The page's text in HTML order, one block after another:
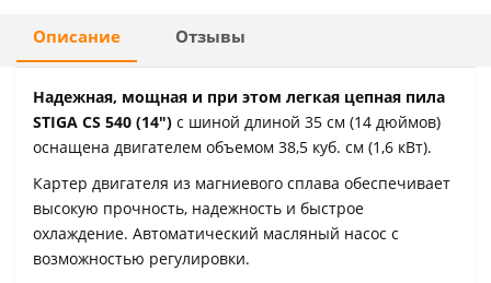
Описание Отзывы
Надежная, мощная и при этом легкая цепная пила
STIGA CS 540 (14") с шиной длиной 35 см (14 дюймов)
оснащена двигателем объемом 38,5 куб. см (1,6 кВт).
Картер двигателя из магниевого сплава обеспечивает
высокую прочность, надежность и быстрое
охлаждение. Автоматический масляный насос с
возможностью регулировки.